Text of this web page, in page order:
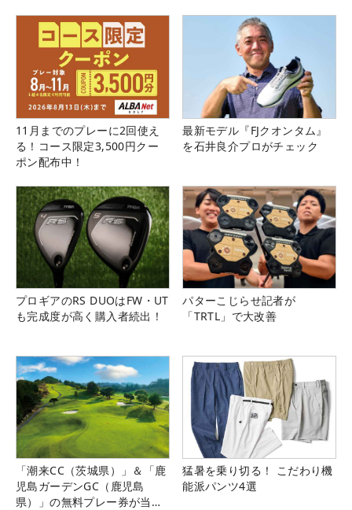
11月までのプレーに2回使え
る！コース限定3,500円クー
ポン配布中！
最新モデル『FJクオンタム』
を石井良介プロがチェック
プロギアのRS DUOはFW・UT
も完成度が高く購入者続出！
パターこじらせ記者が
「TRTL」で大改善
「潮来CC（茨城県）」＆「鹿
児島ガーデンGC（鹿児島
県）」の無料プレー券が当た
猛暑を乗り切る！ こだわり機
能派パンツ4選